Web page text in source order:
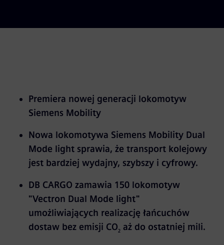
Premiera nowej generacji lokomotyw
Siemens Mobility
Nowa lokomotywa Siemens Mobility Dual
Mode light sprawia, że transport kolejowy
jest bardziej wydajny, szybszy i cyfrowy.
DB CARGO zamawia 150 lokomotyw
"Vectron Dual Mode light"
umożliwiających realizację łańcuchów
dostaw bez emisji CO2aż do ostatniej mili.